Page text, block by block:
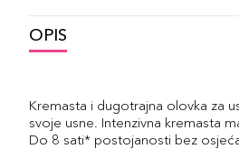
OPIS
Kremasta i dugotrajna olovka za
svoje usne. Intenzivna kremasta
Do 8 sati* postojanosti bez